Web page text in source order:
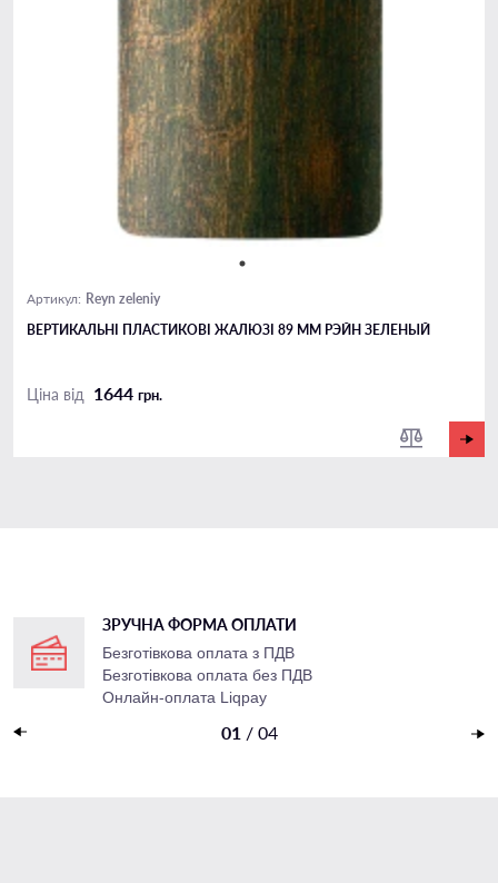
Артикул: Reyn zeleniy
ВЕРТИКАЛЬНІ ПЛАСТИКОВІ ЖАЛЮЗІ 89 ММ РЭЙН ЗЕЛЕНЫЙ
Ціна від 1644 грн.
ЗРУЧНА ФОРМА ОПЛАТИ
Безготівкова оплата з ПДВ
Безготівкова оплата без ПДВ
Онлайн-оплата Liqpay
01 / 04